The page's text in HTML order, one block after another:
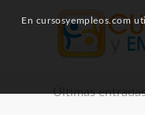
Últimas
En cursosyempleos.com